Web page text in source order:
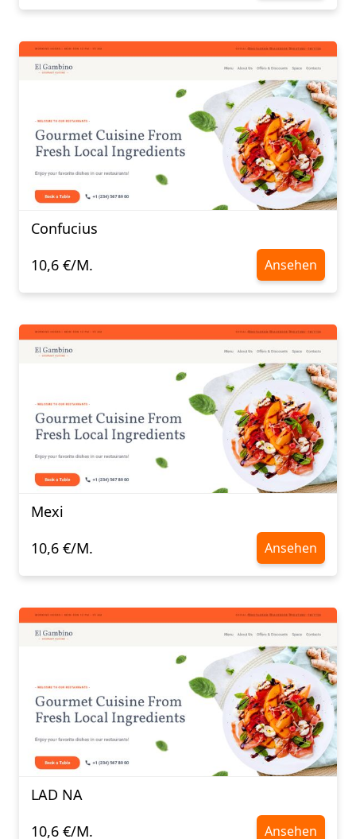
Confucius​​​​​​​
10,6 €/M.
Ansehen
Mexi
10,6 €/M.
Ansehen
LAD NA
10,6 €/M.
Ansehen